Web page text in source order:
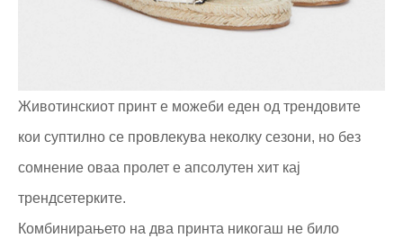
Животинскиот принт е можеби еден од трендовите
кои суптилно се провлекува неколку сезони, но без
сомнение оваа пролет е апсолутен хит кај
трендсетерките.
Комбинирањето на два принта никогаш не било